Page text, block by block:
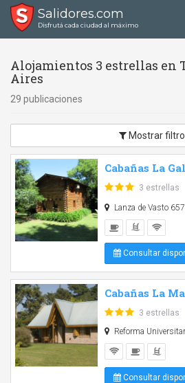
Salidores.com
Disfrutá cada ciudad al máximo
Alojamientos 3 estrellas en
Aires
29 publicaciones
Mostrar
Cabañas La
3 estrellas
Lanza de Vasto 657
Consultar
Cabañas La
3 estrellas
Reforma
Consultar